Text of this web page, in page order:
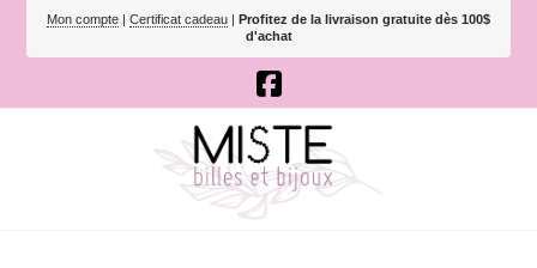
Mon compte | Certificat cadeau | Profitez de la livraison gratuite dès 100$
d'achat